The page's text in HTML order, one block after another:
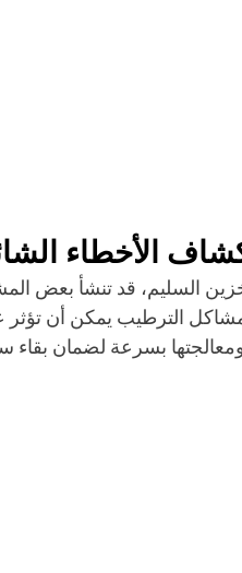
السليم، قد تنشأ بعض
الترطيب يمكن أن تؤثر
بسرعة لضمان بقاء